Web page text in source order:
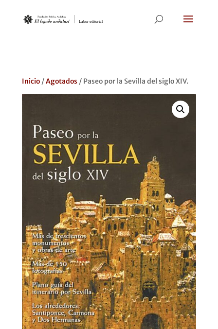
Inicio/Agotados/ Paseo por la Sevilla del siglo XIV.